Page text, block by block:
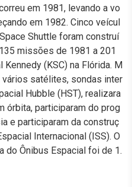
em 1981, levando a vo
em 1982. Cinco veícul
Shuttle foram construí
missões de 1981 a 201
(KSC) na Flórida. M
satélites, sondas inter
Hubble (HST), realizara
órbita, participaram do prog
e participaram da construç
Internacional (ISS). O
do Ônibus Espacial foi de 1.